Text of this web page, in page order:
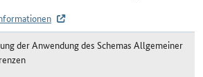
der Anwendung des Schemas Allgemeiner